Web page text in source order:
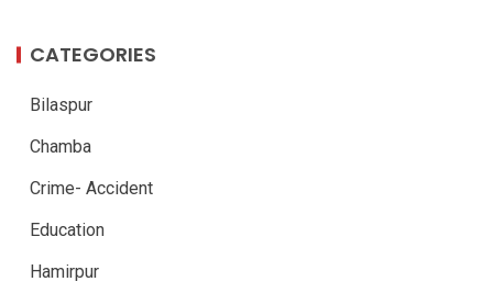
CATEGORIES
Bilaspur
Chamba
Crime- Accident
Education
Hamirpur